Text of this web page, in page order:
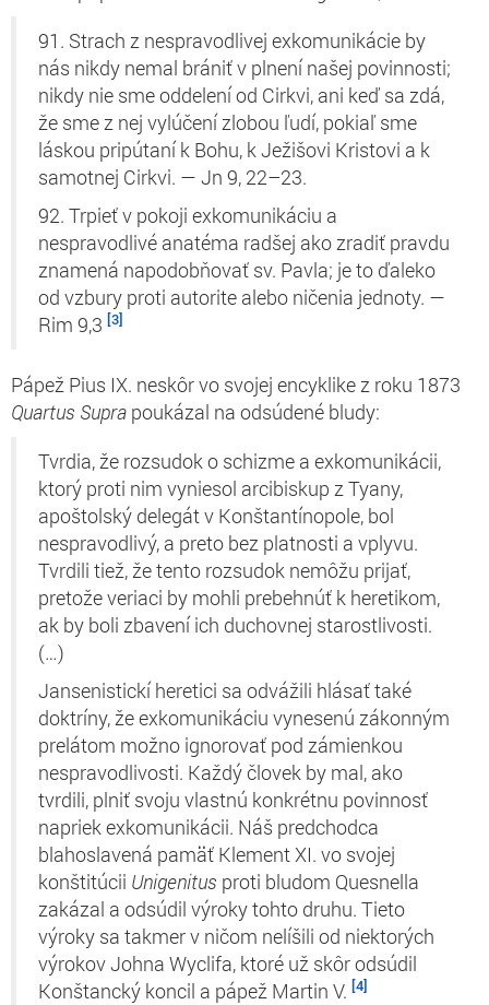
91. Strach z nespravodlivej exkomunikácie by
nás nikdy nemal brániť v plnení našej povinnosti;
nikdy nie sme oddelení od Cirkvi, ani keď sa zdá,
že sme z nej vylúčení zlobou ľudí, pokiaľ sme
láskou pripútaní k Bohu, k Ježišovi Kristovi a k
samotnej Cirkvi. — Jn 9, 22–23.
92. Trpieť v pokoji exkomunikáciu a
nespravodlivé anatéma radšej ako zradiť pravdu
znamená napodobňovať sv. Pavla; je to ďaleko
od vzbury proti autorite alebo ničenia jednoty. —
Rim 9,3 [3]
Pápež Pius IX. neskôr vo svojej encyklike z roku 1873
Quartus Supra poukázal na odsúdené bludy:
Tvrdia, že rozsudok o schizme a exkomunikácii,
ktorý proti nim vyniesol arcibiskup z Tyany,
apoštolský delegát v Konštantínopole, bol
nespravodlivý, a preto bez platnosti a vplyvu.
Tvrdili tiež, že tento rozsudok nemôžu prijať,
pretože veriaci by mohli prebehnúť k heretikom,
ak by boli zbavení ich duchovnej starostlivosti.
(…)
Jansenistickí heretici sa odvážili hlásať také
doktríny, že exkomunikáciu vynesenú zákonným
prelátom možno ignorovať pod zámienkou
nespravodlivosti. Každý človek by mal, ako
tvrdili, plniť svoju vlastnú konkrétnu povinnosť
napriek exkomunikácii. Náš predchodca
blahoslavená pamäť Klement XI. vo svojej
konštitúcii Unigenitus proti bludom Quesnella
zakázal a odsúdil výroky tohto druhu. Tieto
výroky sa takmer v ničom nelíšili od niektorých
výrokov Johna Wyclifa, ktoré už skôr odsúdil
Konštancký koncil a pápež Martin V. [4]